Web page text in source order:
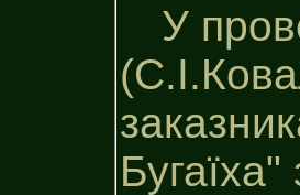
У